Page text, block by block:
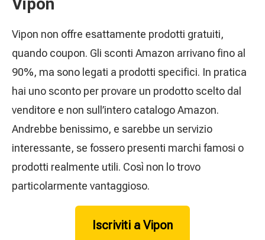
Vipon non offre esattamente prodotti gratuiti,
quando coupon. Gli sconti Amazon arrivano fino al
90%, ma sono legati a prodotti specifici. In pratica
hai uno sconto per provare un prodotto scelto dal
venditore e non sull’intero catalogo Amazon.
Andrebbe benissimo, e sarebbe un servizio
interessante, se fossero presenti marchi famosi o
prodotti realmente utili. Così non lo trovo
particolarmente vantaggioso.
Iscriviti a Vipon